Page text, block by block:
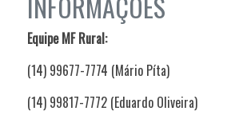
Equipe MF Rural:
(14) 99677-7774 (Mário Píta)
(14) 99817-7772 (Eduardo Oliveira)